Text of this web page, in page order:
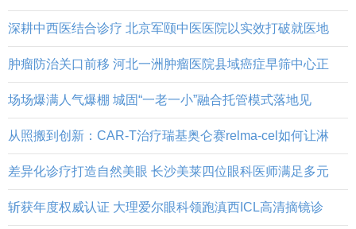
深耕中西医结合诊疗 北京军颐中医医院以实效打破就医地
肿瘤防治关口前移 河北一洲肿瘤医院县域癌症早筛中心正
场场爆满人气爆棚 城固“一老一小”融合托管模式落地见
从照搬到创新：CAR-T治疗瑞基奥仑赛relma-cel如何让淋
差异化诊疗打造自然美眼 长沙美莱四位眼科医师满足多元
斩获年度权威认证 大理爱尔眼科领跑滇西ICL高清摘镜诊